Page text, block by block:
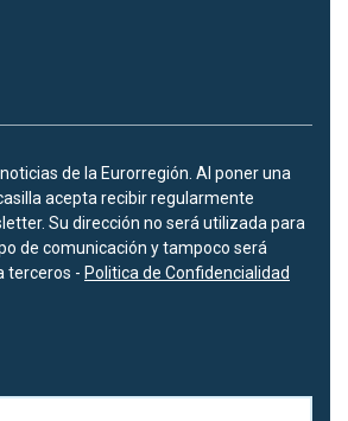
de la Eurorregión. Al poner una
acepta recibir regularmente
Su dirección no será utilizada para
de comunicación y tampoco será
terceros - Politica de Confidencialidad